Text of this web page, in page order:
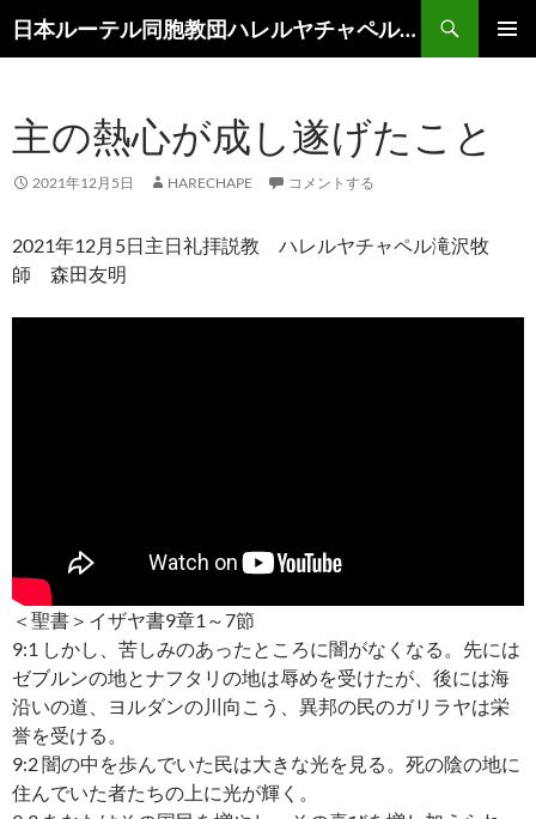
ン
ツ
へ
ス
ッ
プ
日本ルーテル同胞教団ハレルヤチャペル滝沢
索
主の熱心が成し遂げたこと
2021年12月5日 HARECHAPE コメントする
2021年12月5日主日礼拝説教 ハレルヤチャペル滝沢牧
師 森田友明
＜聖書＞イザヤ書9章1～7節
9:1 しかし、苦しみのあったところに闇がなくなる。先には
ゼブルンの地とナフタリの地は辱めを受けたが、後には海
沿いの道、ヨルダンの川向こう、異邦の民のガリラヤは栄
誉を受ける。
9:2 闇の中を歩んでいた民は大きな光を見る。死の陰の地に
住んでいた者たちの上に光が輝く。